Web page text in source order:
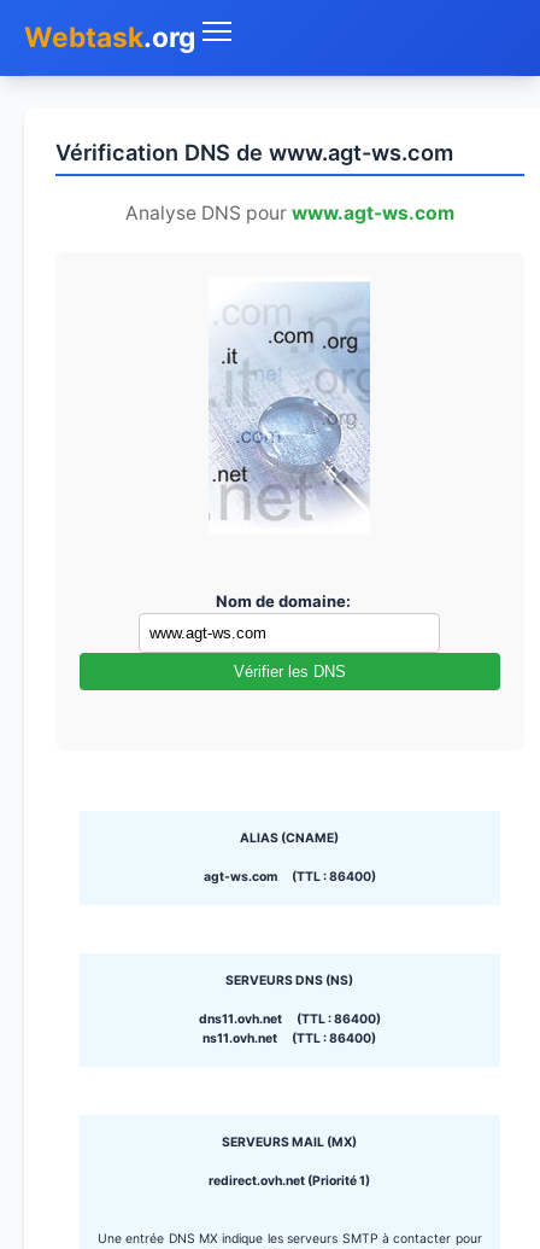
Webtask.org
Whois
Vérification DNS de www.agt-ws.com
Analyse DNS pour www.agt-ws.com
Nom de domaine:
Vérifier les DNS
ALIAS (CNAME)
agt-ws.com (TTL : 86400)
SERVEURS DNS (NS)
dns11.ovh.net (TTL : 86400)
ns11.ovh.net (TTL : 86400)
SERVEURS MAIL (MX)
redirect.ovh.net (Priorité 1)
Une entrée DNS MX indique les serveurs SMTP à contacter pour